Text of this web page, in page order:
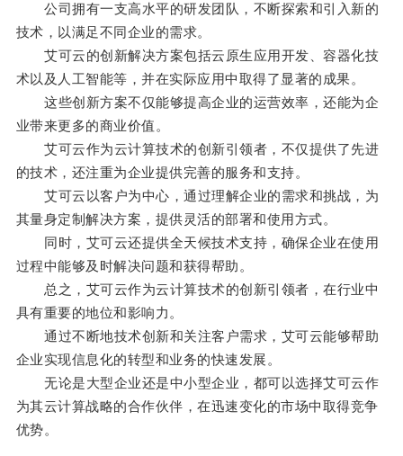
公司拥有一支高水平的研发团队，不断探索和引入新的
技术，以满足不同企业的需求。
艾可云的创新解决方案包括云原生应用开发、容器化技
术以及人工智能等，并在实际应用中取得了显著的成果。
这些创新方案不仅能够提高企业的运营效率，还能为企
业带来更多的商业价值。
艾可云作为云计算技术的创新引领者，不仅提供了先进
的技术，还注重为企业提供完善的服务和支持。
艾可云以客户为中心，通过理解企业的需求和挑战，为
其量身定制解决方案，提供灵活的部署和使用方式。
同时，艾可云还提供全天候技术支持，确保企业在使用
过程中能够及时解决问题和获得帮助。
总之，艾可云作为云计算技术的创新引领者，在行业中
具有重要的地位和影响力。
通过不断地技术创新和关注客户需求，艾可云能够帮助
企业实现信息化的转型和业务的快速发展。
无论是大型企业还是中小型企业，都可以选择艾可云作
为其云计算战略的合作伙伴，在迅速变化的市场中取得竞争
优势。